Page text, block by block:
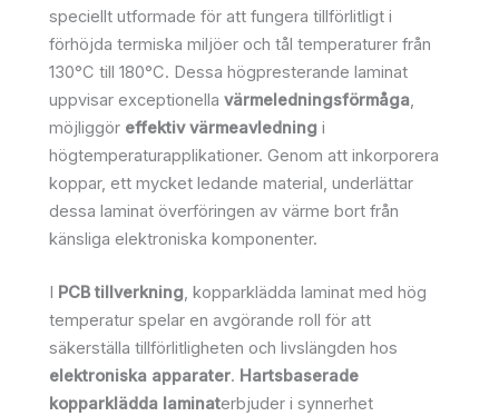
speciellt utformade för att fungera tillförlitligt i
förhöjda termiska miljöer och tål temperaturer från
130°C till 180°C. Dessa högpresterande laminat
uppvisar exceptionella värmeledningsförmåga,
möjliggör effektiv värmeavledning i
högtemperaturapplikationer. Genom att inkorporera
koppar, ett mycket ledande material, underlättar
dessa laminat överföringen av värme bort från
känsliga elektroniska komponenter.
I PCB tillverkning, kopparklädda laminat med hög
temperatur spelar en avgörande roll för att
säkerställa tillförlitligheten och livslängden hos
elektroniska apparater. Hartsbaserade
kopparklädda laminaterbjuder i synnerhet